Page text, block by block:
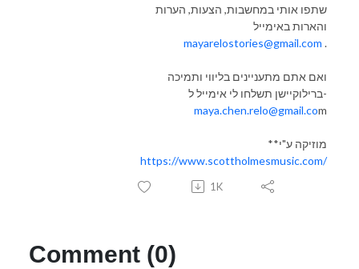
שתפו אותי במחשבות, הצעות, הערות
והארות באימייל
mayarelostories@gmail.com .
ואם אתם מתעניינים בליווי ותמיכה
ברילוקיישן תשלחו לי אימייל ל-
maya.chen.relo@gmail.com
**מוזיקה ע"י
https://www.scottholmesmusic.com/
1K
Comment (0)